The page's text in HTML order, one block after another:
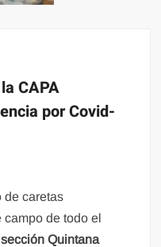
CAPA
por Covid-
de caretas
campo de todo el
Quintana